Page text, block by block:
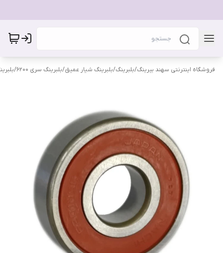
فروشگاه اینترنتی سهند بیرینگ/بلبرینگ/بلبرینگ شیار عمیق/بلبرینگ سری 6200 /بلبرینگ